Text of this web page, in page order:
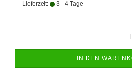
Lieferzeit: 3 - 4 Tage
IN DEN